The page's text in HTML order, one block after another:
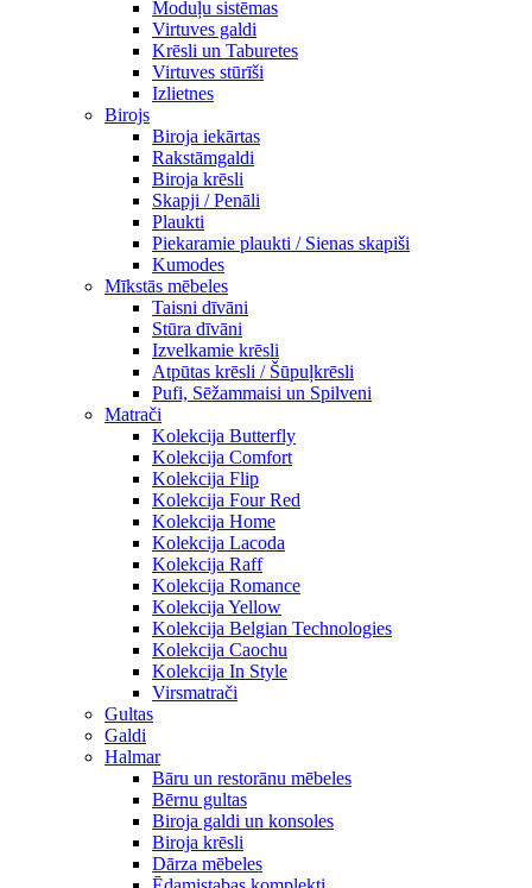
Moduļu sistēmas
Virtuves galdi
Krēsli un Taburetes
Virtuves stūrīši
Izlietnes
Birojs
Biroja iekārtas
Rakstāmgaldi
Biroja krēsli
Skapji / Penāli
Plaukti
Piekaramie plaukti / Sienas skapiši
Kumodes
Mīkstās mēbeles
Taisni dīvāni
Stūra dīvāni
Izvelkamie krēsli
Atpūtas krēsli / Šūpuļkrēsli
Pufi, Sēžammaisi un Spilveni
Matrači
Kolekcija Butterfly
Kolekcija Comfort
Kolekcija Flip
Kolekcija Four Red
Kolekcija Home
Kolekcija Lacoda
Kolekcija Raff
Kolekcija Romance
Kolekcija Yellow
Kolekcija Belgian Technologies
Kolekcija Caochu
Kolekcija In Style
Virsmatrači
Gultas
Galdi
Halmar
Bāru un restorānu mēbeles
Bērnu gultas
Biroja galdi un konsoles
Biroja krēsli
Dārza mēbeles